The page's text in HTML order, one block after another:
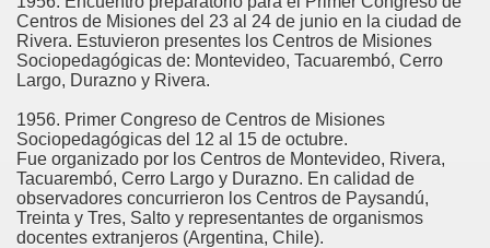
Centros de Misiones del 23 al 24 de junio en la ciudad de
Rivera. Estuvieron presentes los Centros de Misiones
Sociopedagógicas de: Montevideo, Tacuarembó, Cerro
Largo, Durazno y Rivera.
1956. Primer Congreso de Centros de Misiones
Sociopedagógicas del 12 al 15 de octubre.
Fue organizado por los Centros de Montevideo, Rivera,
Tacuarembó, Cerro Largo y Durazno. En calidad de
observadores concurrieron los Centros de Paysandú,
Treinta y Tres, Salto y representantes de organismos
docentes extranjeros (Argentina, Chile).